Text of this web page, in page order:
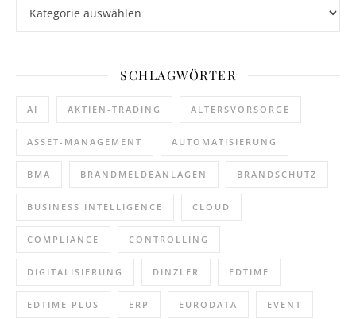
SCHLAGWÖRTER
AI AKTIEN-TRADING ALTERSVORSORGE
ASSET-MANAGEMENT AUTOMATISIERUNG
BMA BRANDMELDEANLAGEN BRANDSCHUTZ
BUSINESS INTELLIGENCE CLOUD
COMPLIANCE CONTROLLING
DIGITALISIERUNG DINZLER EDTIME
EDTIME PLUS ERP EURODATA EVENT